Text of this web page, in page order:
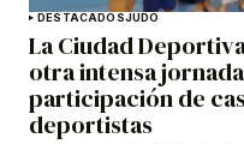
DESTACADOSJUDO
La Ciudad
otra intensa
participación de
deportistas